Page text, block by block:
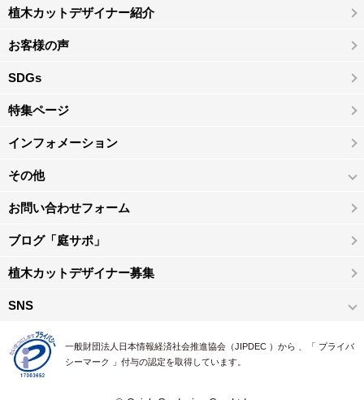
植木カットデザイナー紹介
お客様の声
SDGs
特集ページ
インフォメーション
その他
お問い合わせフォーム
ブログ「庭サポ」
植木カットデザイナー募集
SNS
一般財団法人日本情報経済社会推進協会（JIPDEC ）から 、「 プライバ
シーマーク 」付与の認定を取得しています。